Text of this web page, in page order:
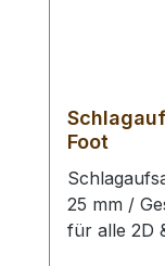
Foot
25 mm /
für alle 2D